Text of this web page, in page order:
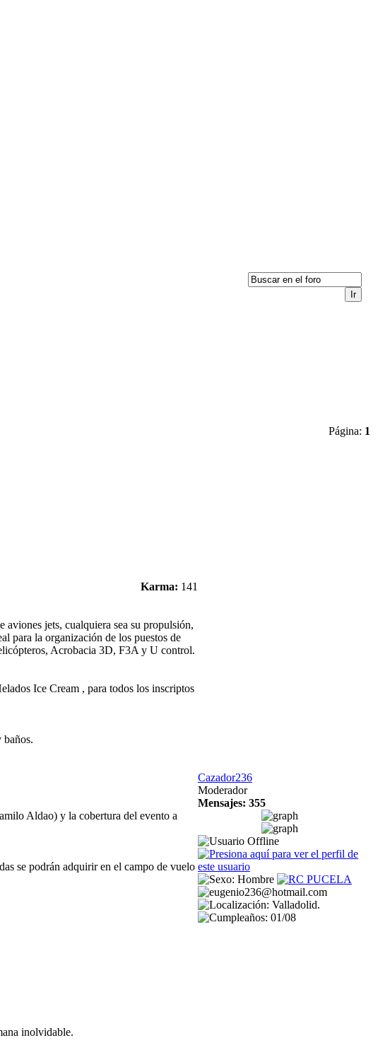
Página: 1
Karma: 141
jets, cualquiera sea su propulsión,
para la organización de los puestos de
Acrobacia 3D, F3A y U control.
Ice Cream , para todos los inscriptos
baños.
Aldao) y la cobertura del evento a
se podrán adquirir en el campo de vuelo
inolvidable.
Cazador236
Moderador
Mensajes: 355